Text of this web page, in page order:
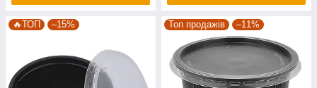
🔥ТОП –15% Топ продажів –11%